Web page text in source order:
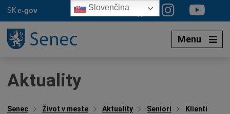
SKe-gov
Menu
Aktuality
Senec Život v meste Aktuality Seniori
Klienti
Slovenčina